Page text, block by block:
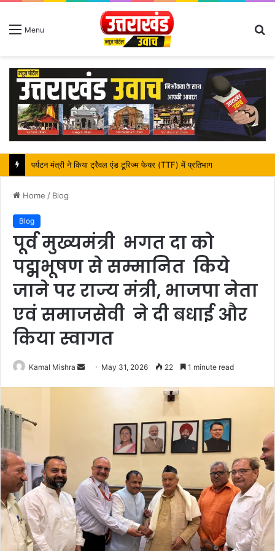
Menu
महापौर शंभू पासवान के जन्मदिवस पर क्षेत्र में विकास की सौगात
Home / Blog
Blog
पूर्व मुख्यमंत्री भगत दा को
पद्मभूषण से सम्मानित किये
जाने पर राज्य मंत्री, भाजपा नेता
एवं समाजसेवी ने दी बधाई और
किया स्वागत
Kamal Mishra
Send May 31, 2026 22 1 minute read